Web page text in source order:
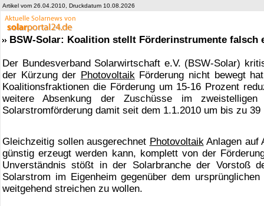
Artikel vom 26.04.2010, Druckdatum 10.08.2026
BSW-Solar: Koalition stellt Förderinstrumente falsch
Der Bundesverband Solarwirtschaft e.V. (BSW-Solar)
der Kürzung der PhotovoltaikFörderung nicht bewegt
Koalitionsfraktionen die Förderung um 15-16 Prozent
weitere Absenkung der Zuschüsse im
Solarstromförderung damit seit dem 1.1.2010 um bis zu
Gleichzeitig sollen ausgerechnet PhotovoltaikAnlagen auf
günstig erzeugt werden kann, komplett von der
Unverständnis stößt in der Solarbranche der Vorstoß
Solarstrom im Eigenheim gegenüber dem
weitgehend streichen zu wollen.